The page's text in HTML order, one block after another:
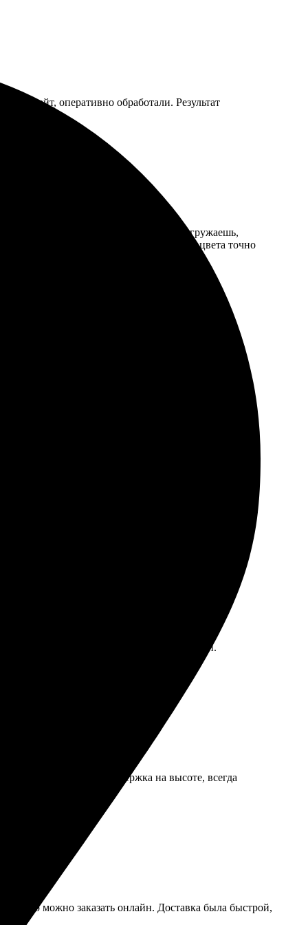
сайт, оперативно обработали. Результат
оформления прост: выбираешь фото, загружаешь,
Фотографии яркие и насыщенные, цвета точно
с доставкой не возникло никаких проблем.
снимки и выбрала формат. Оформила заказ
Качество на высоте, цвета насыщенные и
оперативно связался для уточнений.
заказ. Поддержка на высоте, всегда
всем!
что можно заказать онлайн. Доставка была быстрой,